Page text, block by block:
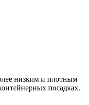
низким и плотным
посадках.